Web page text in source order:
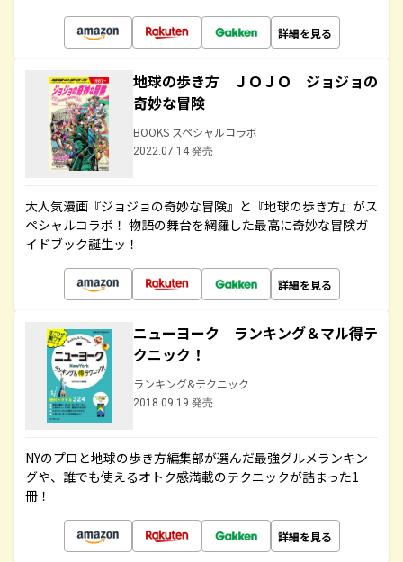
詳細を見る
地球の歩き方 ＪＯＪＯ ジョジョの
奇妙な冒険
BOOKS スペシャルコラボ
2022.07.14 発売
大人気漫画『ジョジョの奇妙な冒険』と『地球の歩き方』がス
ペシャルコラボ！ 物語の舞台を網羅した最高に奇妙な冒険ガ
イドブック誕生ッ！
詳細を見る
ニューヨーク ランキング＆マル得テ
クニック！
ランキング&テクニック
2018.09.19 発売
NYのプロと地球の歩き方編集部が選んだ最強グルメランキン
グや、誰でも使えるオトク感満載のテクニックが詰まった1
冊！
詳細を見る